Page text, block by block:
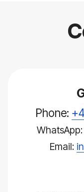
Phone:
Email: